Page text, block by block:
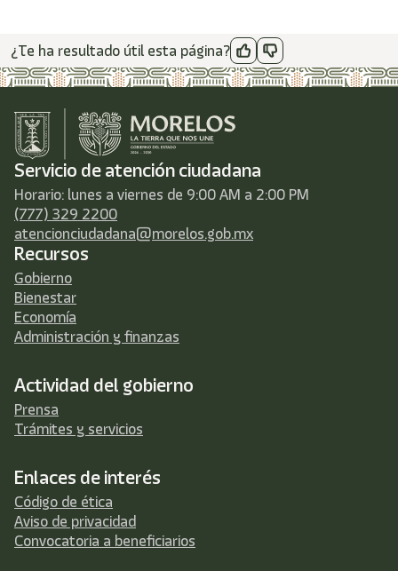
¿Te ha resultado útil esta página?
Servicio de atención ciudadana
Horario: lunes a viernes de 9:00 AM a 2:00 PM
(777) 329 2200
atencionciudadana@morelos.gob.mx
Recursos
Gobierno
Bienestar
Economía
Administración y finanzas
Actividad del gobierno
Prensa
Trámites y servicios
Enlaces de interés
Código de ética
Aviso de privacidad
Convocatoria a beneficiarios